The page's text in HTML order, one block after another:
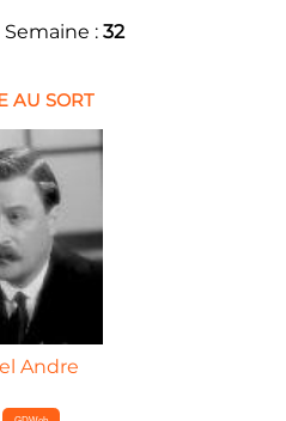
Semaine : 32
AU SORT
Andre